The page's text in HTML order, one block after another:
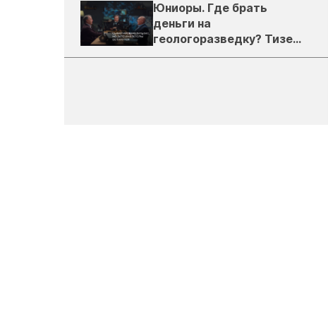
Юниоры. Где брать
деньги на
геологоразведку? Тизер
подкаста ЗиТ №1